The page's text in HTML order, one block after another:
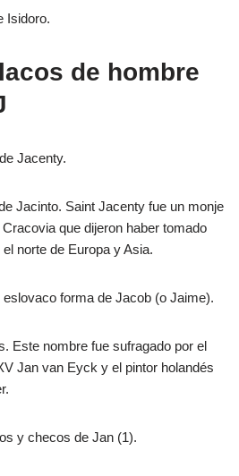
Isidoro.
de hombre
Jacenty.
Jacinto. Saint Jacenty fue un monje
que dijeron haber tomado
norte de Europa y Asia.
forma de Jacob (o Jaime).
Este nombre fue sufragado por el
Jan van Eyck y el pintor holandés
y checos de Jan (1).